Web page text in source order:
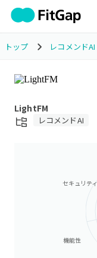
トップ レコメンドAI
LightFM
レコメンドAI
機能性
セキュリティ